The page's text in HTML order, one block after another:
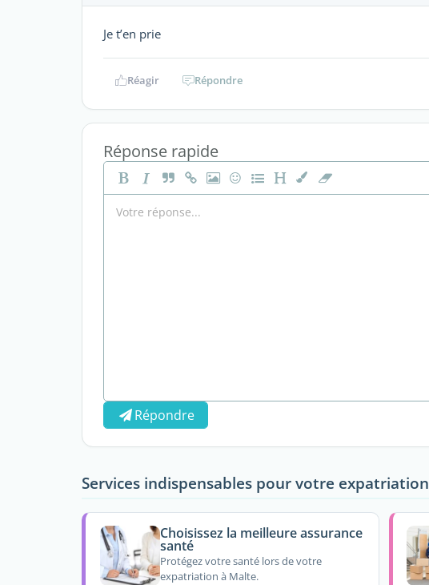
Je t’en prie
Réagir Répondre
Réponse rapide
Répondre
Services indispensables pour votre expatriation
Choisissez la meilleure assurance
santé
Protégez votre santé lors de votre
expatriation à Malte.